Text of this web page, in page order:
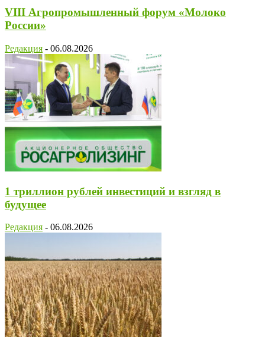
VIII Агропромышленный форум «Молоко
России»
Редакция - 06.08.2026
1 триллион рублей инвестиций и взгляд в
будущее
Редакция - 06.08.2026